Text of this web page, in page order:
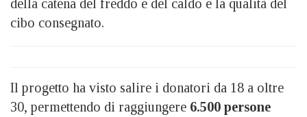
della catena del freddo e del caldo e la qualità del
cibo consegnato.
Il progetto ha visto salire i donatori da 18 a oltre
30, permettendo di raggiungere 6.500 persone